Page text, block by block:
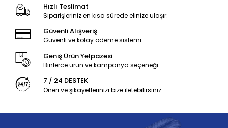
Hızlı Teslimat
Siparişleriniz en kısa sürede elinize ulaşır.
Güvenli Alışveriş
Güvenli ve kolay ödeme sistemi
Geniş Ürün Yelpazesi
Binlerce ürün ve kampanya seçeneği
7 / 24 DESTEK
Öneri ve şikayetlerinizi bize iletebilirsiniz.